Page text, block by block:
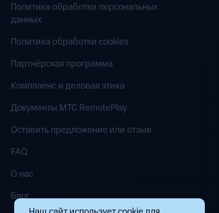
Политика обработки персональных
данных
Политика обработки cookies
Партнёрская программа
Комплаенс и деловая этика
Документы MTC RemotePlay
Оставить предложение или отзыв
FAQ
О нас
Блог